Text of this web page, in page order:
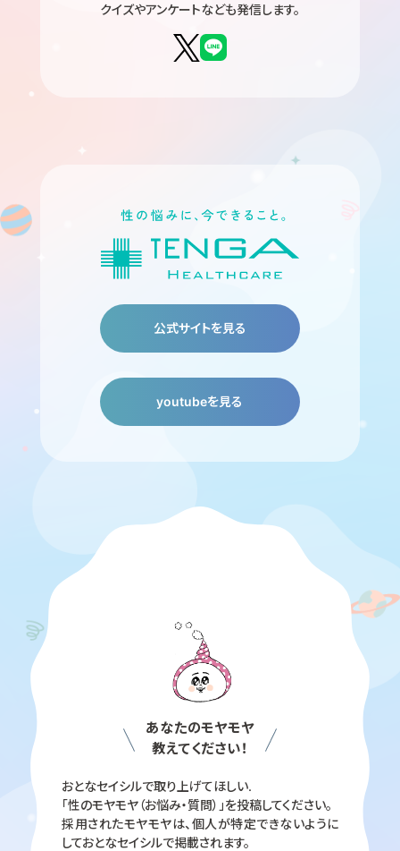
公式サイトを見る
youtubeを見る
クイズやアンケートなども発信します。
あなたのモヤモヤ
教えてください！
おとなセイシルで取り上げてほしい.
「性のモヤモヤ（お悩み・質問）」を投稿してください。
採用されたモヤモヤは、個人が特定できないように
しておとなセイシルで掲載されます。